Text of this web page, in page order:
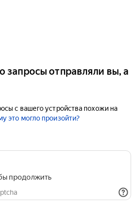
запросы отправляли вы, а
с вашего устройства похожи на
это могло произойти?
продолжить